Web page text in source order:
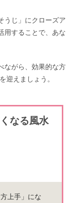
うじ」にクローズア
用することで、あな
ながら、効果的な方
迎えましょう。
なる風水
上手」にな